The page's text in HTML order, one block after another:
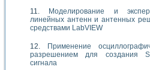
Моделирование и
линейных антенн и антенных
средствами LabVIEW
Применение
разрешением для создания
сигнала